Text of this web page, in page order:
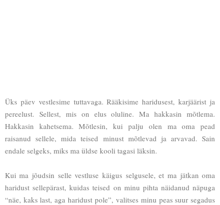
Üks päev vestlesime tuttavaga. Rääkisime haridusest, karjäärist ja
pereelust. Sellest, mis on elus oluline. Ma hakkasin mõtlema.
Hakkasin kahetsema. Mõtlesin, kui palju olen ma oma pead
raisanud sellele, mida teised minust mõtlevad ja arvavad. Sain
endale selgeks, miks ma üldse kooli tagasi läksin.
Kui ma jõudsin selle vestluse käigus selgusele, et ma jätkan oma
haridust sellepärast, kuidas teised on minu pihta näidanud näpuga
“näe, kaks last, aga haridust pole”, valitses minu peas suur segadus